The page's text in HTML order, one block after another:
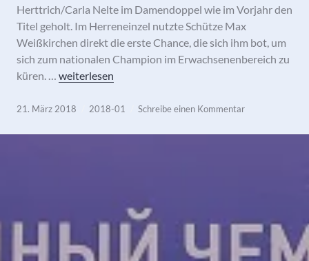
Herttrich/Carla Nelte im Damendoppel wie im Vorjahr den
Titel geholt. Im Herreneinzel nutzte Schütze Max
Weißkirchen direkt die erste Chance, die sich ihm bot, um
sich zum nationalen Champion im Erwachsenenbereich zu
küren. … 66. Deutsche Einzelmeisterschaften im Badminton
weiterlesen
21. März 2018 2018-01 Schreibe einen Kommentar